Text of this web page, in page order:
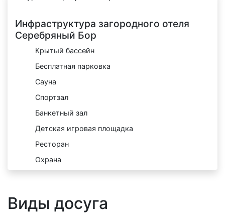
Инфраструктура загородного отеля
Серебряный Бор
Крытый бассейн
Бесплатная парковка
Сауна
Спортзал
Банкетный зал
Детская игровая площадка
Ресторан
Охрана
Виды досуга